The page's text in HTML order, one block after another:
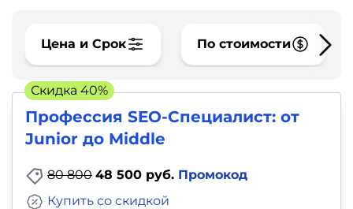
Цена и Срок По стоимости
Профессия SEO-Специалист: от
Junior до Middle
80 800 48 500 руб. Промокод
Купить со скидкой
Скидка 40%
фото,
аудио
Маркетинг
язык